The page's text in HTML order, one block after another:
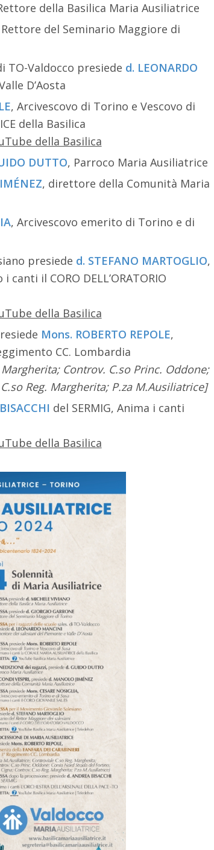
della Basilica Maria Ausiliatrice
del Seminario Maggiore di
TO-Valdocco presiede d. LEONARDO
D’Aosta
, Arcivescovo di Torino e Vescovo di
della Basilica
della Basilica
DUTTO, Parroco Maria Ausiliatrice
, direttore della Comunità Maria
, Arcivescovo emerito di Torino e di
presiede d. STEFANO MARTOGLIO,
il CORO DELL’ORATORIO
della Basilica
Mons. ROBERTO REPOLE,
CC. Lombardia
Controv. C.so Princ. Oddone;
Reg. Margherita; P.za M.Ausiliatrice]
del SERMIG, Anima i canti
della Basilica